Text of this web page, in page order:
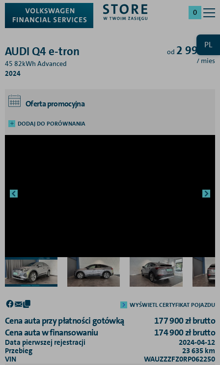
PL
0
AUDI Q4 e-tron
45 82kWh Advanced
2024
od 2 997 zł
/ mies
Oferta promocyjna
DODAJ DO PORÓWNANIA
WYŚWIETL CERTYFIKAT POJAZDU
Cena auta przy płatności gotówką 177 900złbrutto
Cena auta w finansowaniu
174 900złbrutto
Data pierwszej rejestracji
2024-04-12
Przebieg
23 635 km
VIN
WAUZZZFZ0RP062250